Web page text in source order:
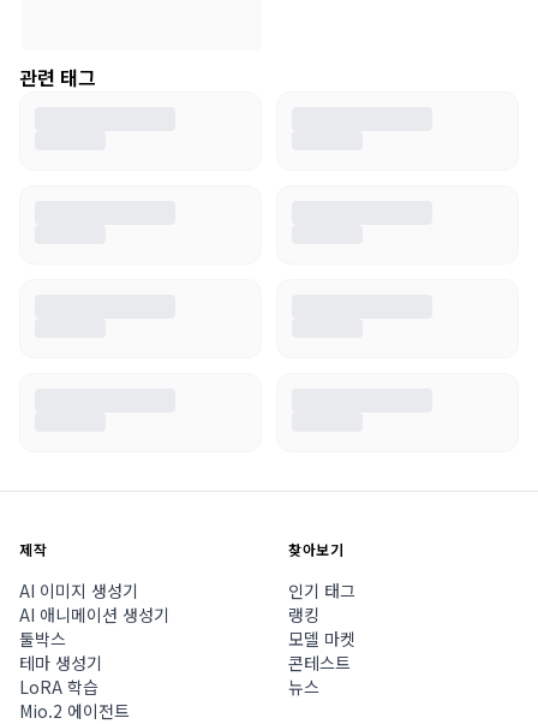
관련 태그
제작
AI 이미지 생성기
AI 애니메이션 생성기
툴박스
테마 생성기
LoRA 학습
Mio.2 에이전트
찾아보기
인기 태그
랭킹
모델 마켓
콘테스트
뉴스